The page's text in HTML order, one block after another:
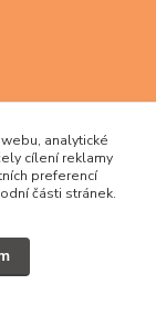
analytické
cílení reklamy
preferencí
části stránek.